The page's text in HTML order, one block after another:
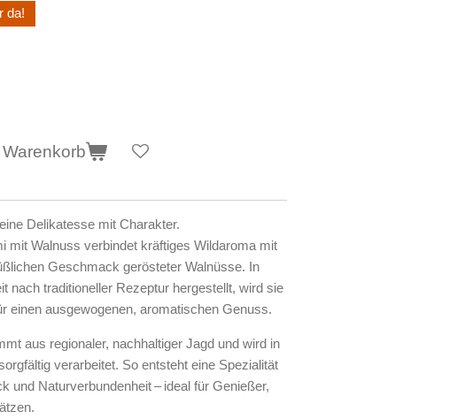
da!
Delikatesse mit Charakter.
mit Walnuss verbindet kräftiges Wildaroma mit
Geschmack gerösteter Walnüsse. In
nach traditioneller Rezeptur hergestellt, wird sie
einen ausgewogenen, aromatischen Genuss.
aus regionaler, nachhaltiger Jagd und wird in
verarbeitet. So entsteht eine Spezialität
und Naturverbundenheit – ideal für Genießer,